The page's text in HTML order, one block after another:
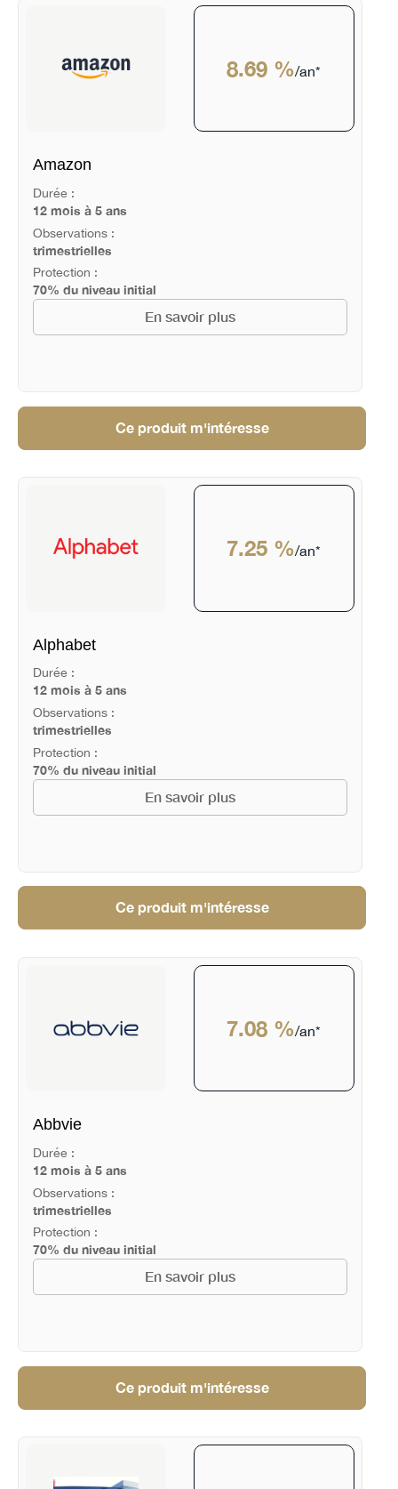
8.69 %/an*
Amazon
Durée :
12 mois à 5 ans
Observations :
trimestrielles
Protection :
70% du niveau initial
En savoir plus
Ce produit m'intéresse
7.25 %/an*
Alphabet
Durée :
12 mois à 5 ans
Observations :
trimestrielles
Protection :
70% du niveau initial
En savoir plus
Ce produit m'intéresse
7.08 %/an*
Abbvie
Durée :
12 mois à 5 ans
Observations :
trimestrielles
Protection :
70% du niveau initial
En savoir plus
Ce produit m'intéresse